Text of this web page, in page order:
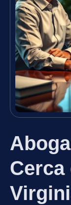
Cerca